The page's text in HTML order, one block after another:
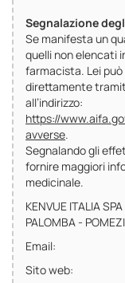
Segnalazione
Se manifesta un
quelli non elencati
farmacista. Lei
direttamente
all’indirizzo:
https://
avverse.
Segnalando gli
fornire maggiori
medicinale.
KENVUE ITALIA
PALOMBA -
Email:
Sito web: